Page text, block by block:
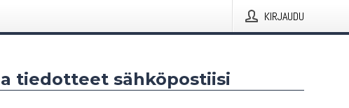
KIRJAUDU
tiedotteet sähköpostiisi